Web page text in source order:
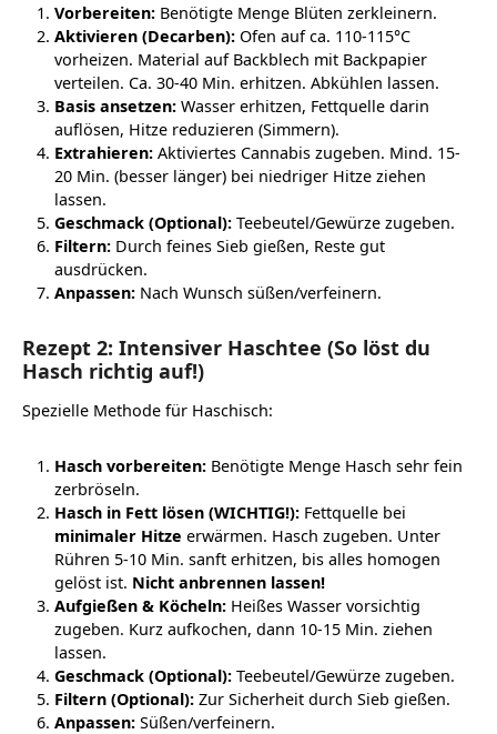
Vorbereiten:Benötigte Menge Blüten zerkleinern.
Aktivieren (Decarben):Ofen auf ca. 110-115°C
vorheizen. Material auf Backblech mit Backpapier
verteilen. Ca. 30-40 Min. erhitzen. Abkühlen lassen.
Basis ansetzen:Wasser erhitzen, Fettquelle darin
auflösen, Hitze reduzieren (Simmern).
Extrahieren:Aktiviertes Cannabis zugeben. Mind. 15-
20 Min. (besser länger) bei niedriger Hitze ziehen
lassen.
Geschmack (Optional):Teebeutel/Gewürze zugeben.
Filtern:Durch feines Sieb gießen, Reste gut
ausdrücken.
Anpassen:Nach Wunsch süßen/verfeinern.
Rezept 2: Intensiver Haschtee (So löst du
Hasch richtig auf!)
Spezielle Methode für Haschisch:
Hasch vorbereiten:Benötigte Menge Hasch sehr fein
zerbröseln.
Hasch in Fett lösen (WICHTIG!):Fettquelle bei
minimaler Hitze erwärmen. Hasch zugeben. Unter
Rühren 5-10 Min. sanft erhitzen, bis alles homogen
gelöst ist. Nicht anbrennen lassen!
Aufgießen & Köcheln:Heißes Wasser vorsichtig
zugeben. Kurz aufkochen, dann 10-15 Min. ziehen
lassen.
Geschmack (Optional):Teebeutel/Gewürze zugeben.
Filtern (Optional):Zur Sicherheit durch Sieb gießen.
Anpassen:Süßen/verfeinern.